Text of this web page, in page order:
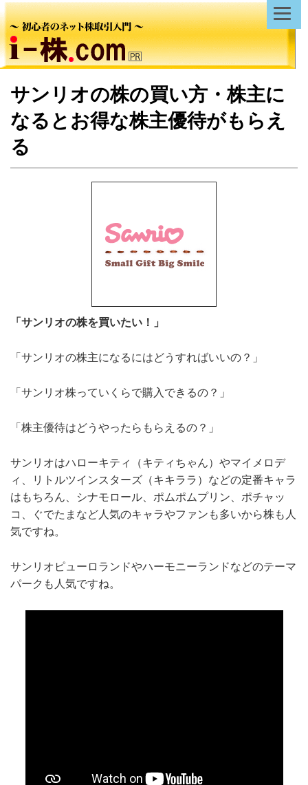
サンリオの株の買い方・株主に
なるとお得な株主優待がもらえ
る
「サンリオの株を買いたい！」
「サンリオの株主になるにはどうすればいいの？」
「サンリオ株っていくらで購入できるの？」
「株主優待はどうやったらもらえるの？」
サンリオはハローキティ（キティちゃん）やマイメロデ
ィ、リトルツインスターズ（キキララ）などの定番キャラ
はもちろん、シナモロール、ポムポムプリン、ポチャッ
コ、ぐでたまなど人気のキャラやファンも多いから株も人
気ですね。
サンリオピューロランドやハーモニーランドなどのテーマ
パークも人気ですね。